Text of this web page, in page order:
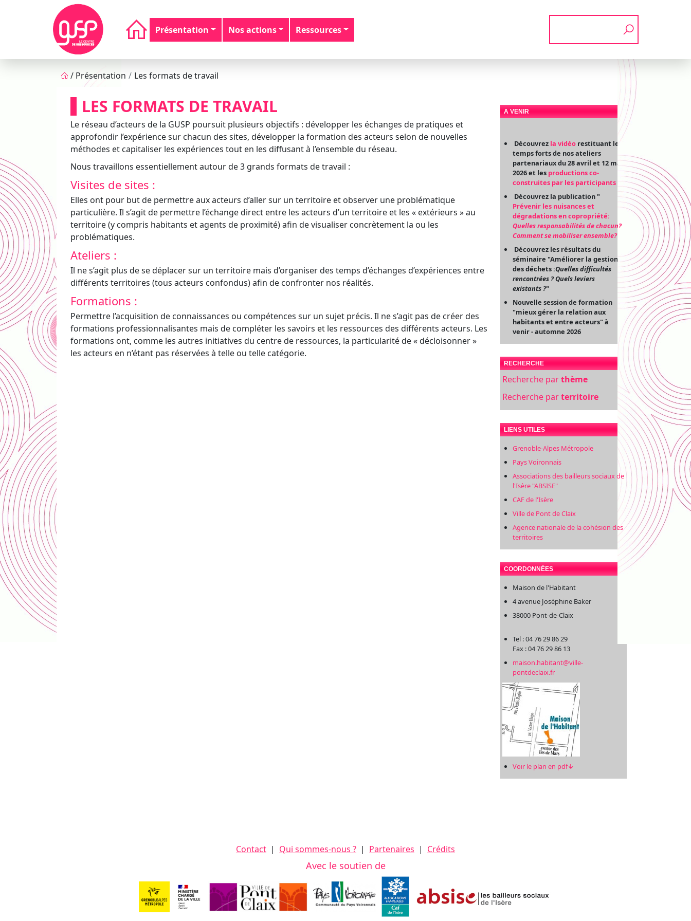
Aller au contenu principal
Navigation principale
Présentation Nos actions Ressources
Fil d'Ariane
/ Présentation Les formats de travail
LES FORMATS DE TRAVAIL
Le réseau d’acteurs de la GUSP poursuit plusieurs objectifs : développer les échanges de pratiques et
approfondir l’expérience sur chacun des sites, développer la formation des acteurs selon de nouvelles
méthodes et capitaliser les expériences tout en les diffusant à l’ensemble du réseau.
Nous travaillons essentiellement autour de 3 grands formats de travail :
Visites de sites :
Elles ont pour but de permettre aux acteurs d’aller sur un territoire et observer une problématique
particulière. Il s’agit de permettre l’échange direct entre les acteurs d’un territoire et les « extérieurs » au
territoire (y compris habitants et agents de proximité) afin de visualiser concrètement la ou les
problématiques.
Ateliers :
Il ne s’agit plus de se déplacer sur un territoire mais d’organiser des temps d’échanges d’expériences entre
différents territoires (tous acteurs confondus) afin de confronter nos réalités.
Formations :
Permettre l’acquisition de connaissances ou compétences sur un sujet précis. Il ne s’agit pas de créer des
formations professionnalisantes mais de compléter les savoirs et les ressources des différents acteurs. Les
formations ont, comme les autres initiatives du centre de ressources, la particularité de « décloisonner »
les acteurs en n’étant pas réservées à telle ou telle catégorie.
A VENIR
Découvrez la vidéo restituant les
temps forts de nos ateliers
partenariaux du 28 avril et 12 mai
2026 et les productions co-
construites par les participants
Découvrez la publication "
Prévenir les nuisances et
dégradations en copropriété:
Quelles responsabilités de chacun?
Comment se mobiliser ensemble?"
Découvrez les résultats du
séminaire "Améliorer la gestion
des déchets :Quelles difficultés
rencontrées ? Quels leviers
existants ?"
Nouvelle session de formation
"mieux gérer la relation aux
habitants et entre acteurs" à
venir - automne 2026
RECHERCHE
Recherche parthème
Recherche parterritoire
LIENS UTILES
Grenoble-Alpes Métropole
Pays Voironnais
Associations des bailleurs sociaux de
l'Isère "ABSISE"
CAF de l'Isère
Ville de Pont de Claix
Agence nationale de la cohésion des
territoires
COORDONNÉES
Maison de l'Habitant
4 avenue Joséphine Baker
38000 Pont-de-Claix
Tel : 04 76 29 86 29
Fax : 04 76 29 86 13
maison.habitant@ville-
pontdeclaix.fr
Voir le plan en pdf↓
Contact | Qui sommes-nous ? | Partenaires | Crédits
Avec le soutien de